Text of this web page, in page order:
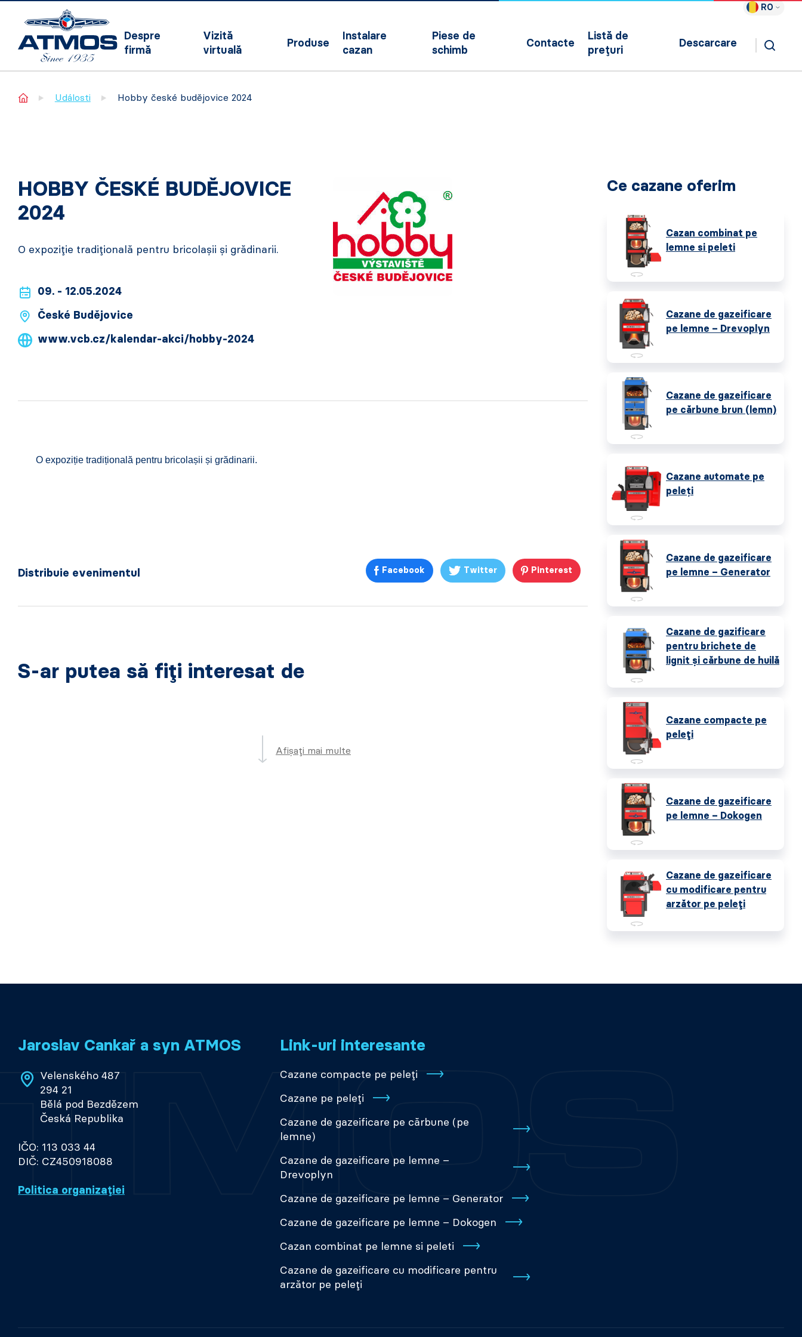
RO
Despre
firmă
Vizită
virtuală
Produse
Instalare
cazan
Piese de
schimb
Contacte
Listă de
prețuri
Descarcare
Home Události Hobby české budějovice 2024
HOBBY ČESKÉ BUDĚJOVICE
2024
O expoziție tradițională pentru bricolașii și grădinarii.
09. - 12.05.2024
České Budějovice
www.vcb.cz/kalendar-akci/hobby-2024
O expoziție tradițională pentru bricolașii și grădinarii.
Distribuie evenimentul Facebook Twitter Pinterest
S-ar putea să fiți interesat de
Afișați mai multe
Ce cazane oferim
Cazan combinat pe
lemne si peleti
Cazane de gazeificare
pe lemne – Drevoplyn
Cazane de gazeificare
pe cărbune brun (lemn)
Cazane automate pe
peleţi
Cazane de gazeificare
pe lemne – Generator
Cazane de gazificare
pentru brichete de
lignit și cărbune de huilă
Cazane compacte pe
peleți
Cazane de gazeificare
pe lemne – Dokogen
Cazane de gazeificare
cu modificare pentru
arzător pe peleți
Jaroslav Cankař a syn ATMOS
Velenského 487
294 21
Bělá pod Bezdězem
Česká Republika
IČO: 113 033 44
DIČ: CZ450918088
Politica organizației
Link-uri interesante
Cazane compacte pe peleți
Cazane pe peleți
Cazane de gazeificare pe cărbune (pe
lemne)
Cazane de gazeificare pe lemne –
Drevoplyn
Cazane de gazeificare pe lemne – Generator
Cazane de gazeificare pe lemne – Dokogen
Cazan combinat pe lemne si peleti
Cazane de gazeificare cu modificare pentru
arzător pe peleți